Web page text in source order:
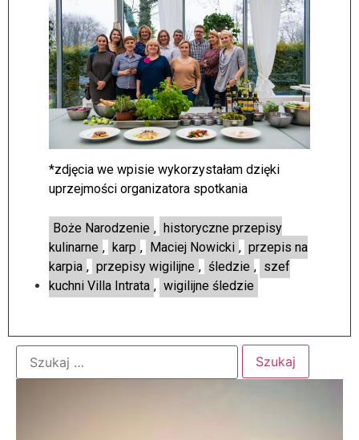
*zdjęcia we wpisie wykorzystałam dzięki
uprzejmości organizatora spotkania
Boże Narodzenie , historyczne przepisy
kulinarne , karp , Maciej Nowicki , przepis na
karpia , przepisy wigilijne , śledzie , szef
kuchni Villa Intrata , wigilijne śledzie